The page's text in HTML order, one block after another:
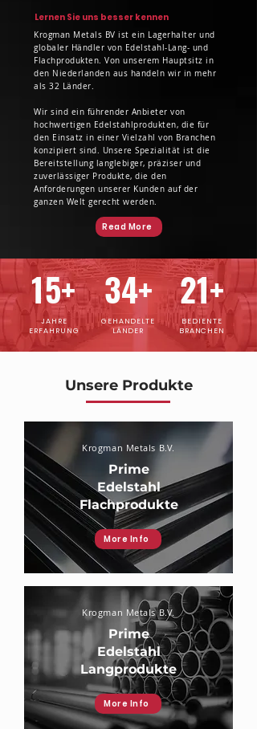
Lernen Sie uns besser kennen
Krogman Metals BV ist ein Lagerhalter und
globaler Händler von Edelstahl-Lang- und
Flachprodukten. Von unserem Hauptsitz in
den Niederlanden aus handeln wir in mehr
als 32 Länder.
Wir sind ein führender Anbieter von
hochwertigen Edelstahlprodukten, die für
den Einsatz in einer Vielzahl von Branchen
konzipiert sind. Unsere Spezialität ist die
Bereitstellung langlebiger, präziser und
zuverlässiger Produkte, die den
Anforderungen unserer Kunden auf der
ganzen Welt gerecht werden.
Read More
15+
JAHRE
ERFAHRUNG
34+
GEHANDELTE
LÄNDER
21+
BEDIENTE
BRANCHEN
Unsere Produkte
Krogman Metals B.V.
Prime
Edelstahl
Flachprodukte
More Info
Krogman Metals B.V.
Prime
Edelstahl
Langprodukte
More Info